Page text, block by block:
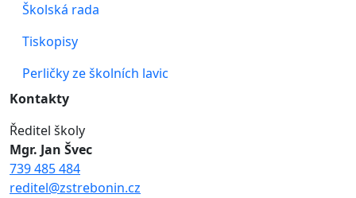
Školská rada
Tiskopisy
Perličky ze školních lavic
Kontakty
Ředitel školy
Mgr. Jan Švec
739 485 484
reditel@zstrebonin.cz